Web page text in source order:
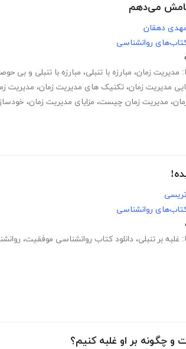
می‌دهم
دهقان
روانشناسی
مدیریت زمان، مبارزه با تنبلی، مبارزه با تنبلی و بی
مدیریت زمان، تکنیک های مدیریت زمان، مدیریت
، مدیریت زمان چیست، مزایای مدیریت زمان،
تریسی
روانشناسی
غلبه بر تنبلی، دانلود کتاب روانشناسی موفقیت،
و چگونه بر او غلبه کنیم؟